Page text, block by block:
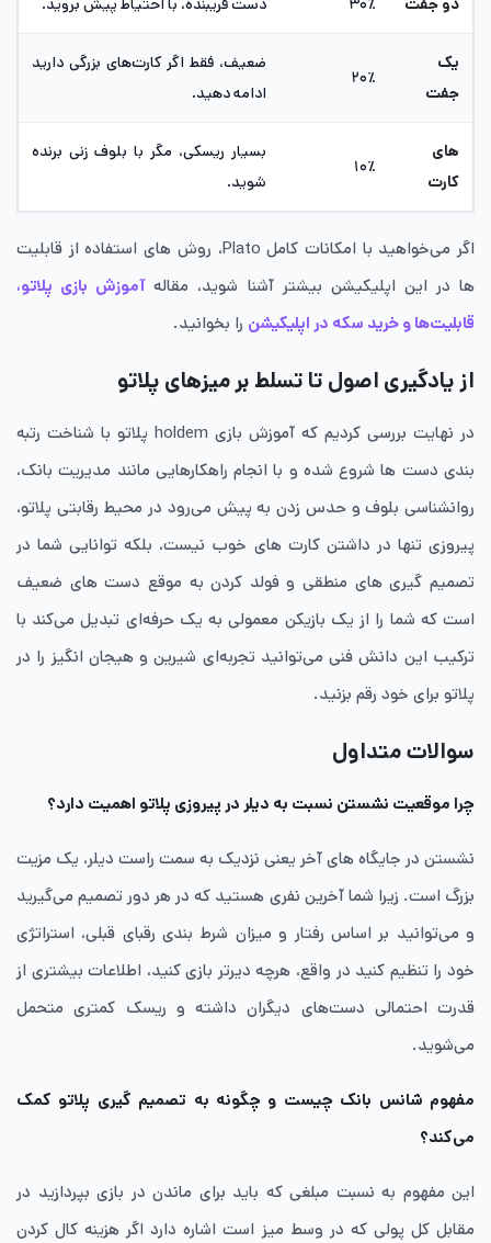
دو جفت ۳۰٪ دست فریبنده، با احتیاط پیش بروید.
یک
جفت
۲۰٪
ضعیف، فقط اگر کارت‌های بزرگی دارید
ادامه دهید.
های
کارت
۱۰٪
بسیار ریسکی، مگر با بلوف زنی برنده
شوید.
اگر می‌خواهید با امکانات کامل Plato، روش های استفاده از قابلیت
ها در این اپلیکیشن بیشتر آشنا شوید، مقالهآموزش بازی پلاتو،
قابلیت‌ها و خرید سکه در اپلیکیشن را بخوانید.
از یادگیری اصول تا تسلط بر میزهای پلاتو
در نهایت بررسی کردیم که آموزش بازی holdem پلاتو با شناخت رتبه
‌بندی دست ها شروع شده و با انجام راهکارهایی مانند مدیریت بانک،
روانشناسی بلوف و حدس زدن به پیش می‌رود در محیط رقابتی پلاتو،
پیروزی تنها در داشتن کارت های خوب نیست، بلکه توانایی شما در
تصمیم‌ گیری های منطقی و فولد کردن به‌ موقع دست های ضعیف
است که شما را از یک بازیکن معمولی به یک حرفه‌ای تبدیل می‌کند با
ترکیب این دانش فنی می‌توانید تجربه‌ای شیرین و هیجان ‌انگیز را در
پلاتو برای خود رقم بزنید.
سوالات متداول
چرا موقعیت نشستن نسبت به دیلر در پیروزی پلاتو اهمیت دارد؟
​نشستن در جایگاه های آخر یعنی نزدیک به سمت راست دیلر، یک مزیت
بزرگ است. زیرا شما آخرین نفری هستید که در هر دور تصمیم می‌گیرید
و می‌توانید بر اساس رفتار و میزان شرط ‌بندی رقبای قبلی، استراتژی
خود را تنظیم کنید در واقع، هرچه دیرتر بازی کنید، اطلاعات بیشتری از
قدرت احتمالی دست‌های دیگران داشته و ریسک کمتری متحمل
می‌شوید.
مفهوم شانس بانک چیست و چگونه به تصمیم ‌گیری پلاتو کمک
می‌کند؟
​این مفهوم به نسبت مبلغی که باید برای ماندن در بازی بپردازید در
مقابل کل پولی که در وسط میز است اشاره دارد اگر هزینه کال کردن